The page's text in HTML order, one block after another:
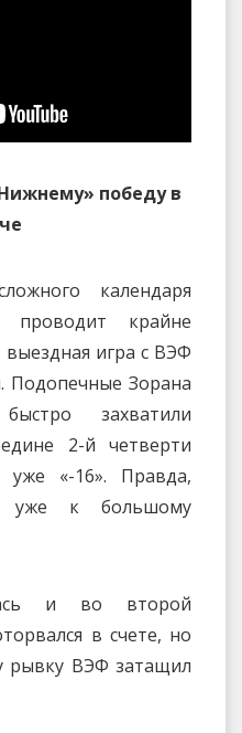
победу в
календаря
проводит крайне
выездная игра с ВЭФ
Подопечные Зорана
захватили
2-й четверти
уже «-16». Правда,
уже к большому
и во второй
в счете, но
рывку ВЭФ затащил